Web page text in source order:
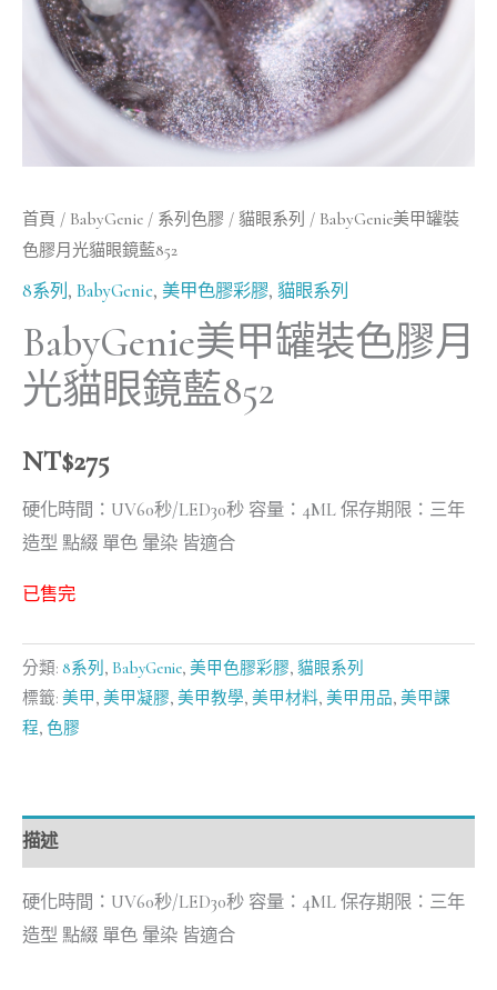
首頁 / BabyGenie / 系列色膠 / 貓眼系列 / BabyGenie美甲罐裝
色膠月光貓眼鏡藍852
8系列, BabyGenie, 美甲色膠彩膠, 貓眼系列
BabyGenie美甲罐裝色膠月
光貓眼鏡藍852
NT$275
硬化時間：UV60秒/LED30秒 容量：4ML 保存期限：三年
造型 點綴 單色 暈染 皆適合
已售完
分類: 8系列 , BabyGenie, 美甲色膠彩膠, 貓眼系列
標籤: 美甲, 美甲凝膠, 美甲教學, 美甲材料, 美甲用品, 美甲課
程, 色膠
描述
硬化時間：UV60秒/LED30秒 容量：4ML 保存期限：三年
造型 點綴 單色 暈染 皆適合